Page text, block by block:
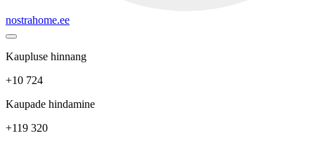
nostrahome.ee
Kaupluse hinnang
+10 724
Kaupade hindamine
+119 320